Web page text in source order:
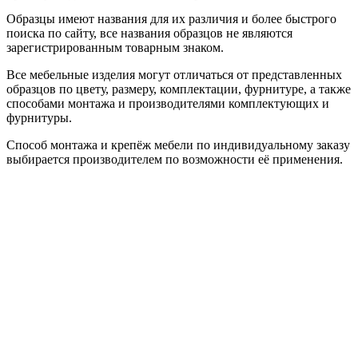
Образцы имеют названия для их различия и более быстрого
поиска по сайту, все названия образцов не являются
зарегистрированным товарным знаком.
Все мебельные изделия могут отличаться от представленных
образцов по цвету, размеру, комплектации, фурнитуре, а также
способами монтажа и производителями комплектующих и
фурнитуры.
Способ монтажа и крепёж мебели по индивидуальному заказу
выбирается производителем по возможности её применения.